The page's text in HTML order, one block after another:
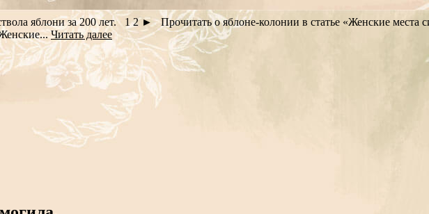
яблони за 200 лет. 1 2 ► Прочитать о яблоне-колонии в статье «Женские
Женские...Читать далее